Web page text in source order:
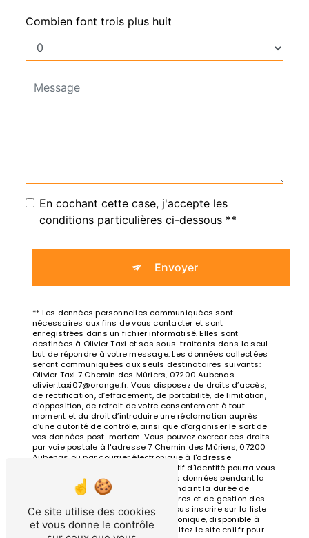
Combien font trois plus huit
En cochant cette case, j'accepte les
conditions particulières ci-dessous **
Envoyer
** Les données personnelles communiquées sont
nécessaires aux fins de vous contacter et sont
enregistrées dans un fichier informatisé. Elles sont
destinées à Olivier Taxi et ses sous-traitants dans le seul
but de répondre à votre message. Les données collectées
seront communiquées aux seuls destinataires suivants:
Olivier Taxi 7 Chemin des Mûriers, 07200 Aubenas
olivier.taxi07@orange.fr. Vous disposez de droits d’accès,
de rectification, d’effacement, de portabilité, de limitation,
d’opposition, de retrait de votre consentement à tout
moment et du droit d’introduire une réclamation auprès
d’une autorité de contrôle, ainsi que d’organiser le sort de
vos données post-mortem. Vous pouvez exercer ces droits
par voie postale à l'adresse 7 Chemin des Mûriers, 07200
Aubenas ou par courrier électronique à l'adresse
olivier.taxi07@orange.fr. Un justificatif d'identité pourra vous
être demandé. Nous conservons vos données pendant la
période de prise de contact puis pendant la durée de
prescription légale aux fins probatoires et de gestion des
contentieux. Vous avez le droit de vous inscrire sur la liste
d'opposition au démarchage téléphonique, disponible à
cette adresse:Bloctel.gouv.fr. Consultez le site cnil.fr pour
Ce site utilise des cookies
et vous donne le contrôle